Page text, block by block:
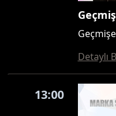
Detaylı
13:00